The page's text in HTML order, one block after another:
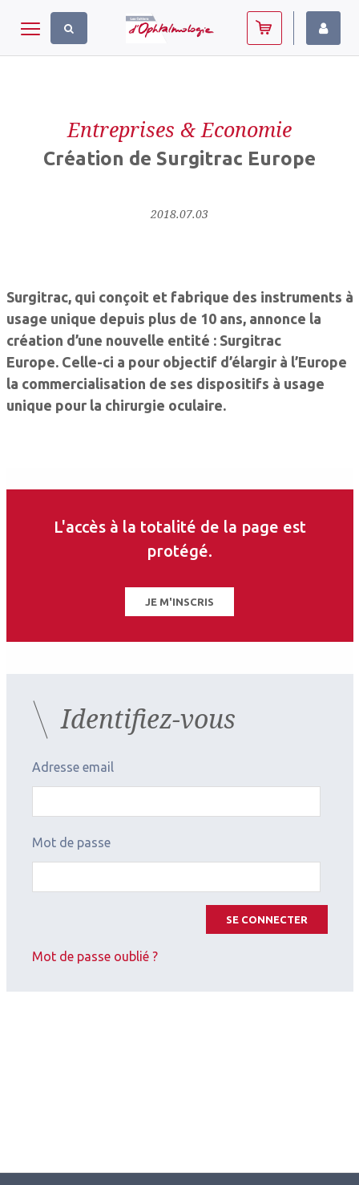
Toggle navigation
Entreprises & Economie
Création de Surgitrac Europe
2018.07.03
Surgitrac, qui conçoit et fabrique des instruments à
usage unique depuis plus de 10 ans, annonce la
création d’une nouvelle entité : Surgitrac
Europe. Celle-ci a pour objectif d’élargir à l’Europe
la commercialisation de ses dispositifs à usage
unique pour la chirurgie oculaire.
L'accès à la totalité de la page est
protégé.
JE M'INSCRIS
Identifiez-vous
Adresse email
Mot de passe
SE CONNECTER
Mot de passe oublié ?
Panneau de gestion des cookies